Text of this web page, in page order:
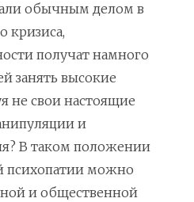
обычным делом в
кризиса,
получат намного
занять высокие
не свои настоящие
и
В таком положении
психопатии можно
и общественной